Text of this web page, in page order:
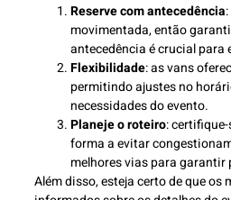
Reserve com antecedência
movimentada, então
antecedência é crucial
Flexibilidade: as vans
permitindo ajustes no
necessidades do evento.
Planeje o roteiro:
forma a evitar
melhores vias para garantir
Além disso, esteja certo de que